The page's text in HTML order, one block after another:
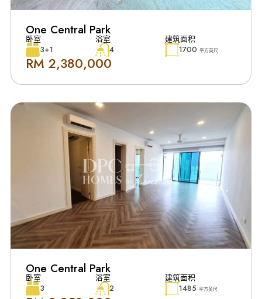
One Central Park
卧室
3+1
浴室
4
建筑面积
1700 平方英尺
RM 2,380,000
One Central Park
卧室
3
浴室
2
建筑面积
1485 平方英尺